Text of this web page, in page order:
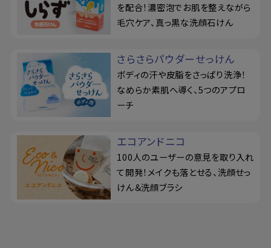
を配合！濃密泡でお肌を整えながら
毛穴ケア、真っ黒な洗顔石けん
さらさらパウダーせっけん
ボディの汗や皮脂をさっぱり洗浄！
なめらか素肌へ導く、5つのアプロ
ーチ
エコアンドニコ
100人のユーザーの意見を取り入れ
て開発！メイクも落とせる、洗顔せっ
けん＆洗顔ブラシ